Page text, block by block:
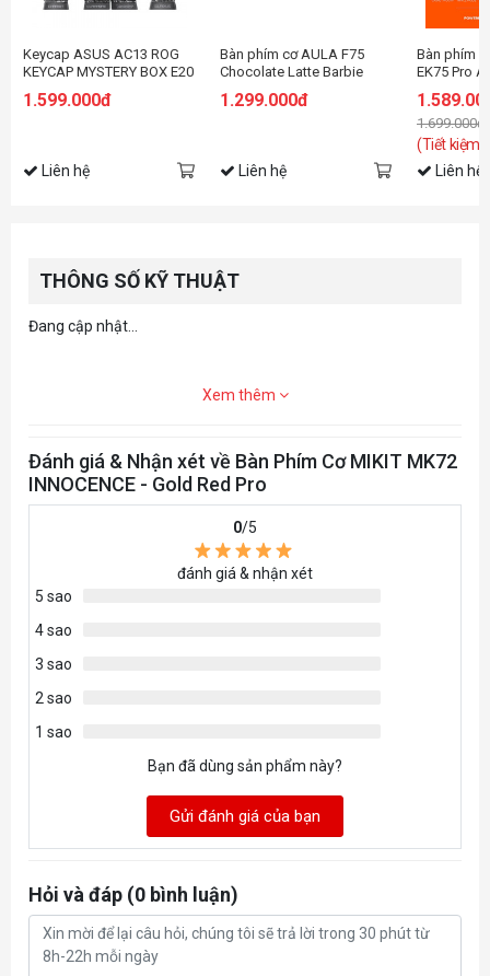
Keycap ASUS AC13 ROG
KEYCAP MYSTERY BOX E20
1.599.000đ
Liên hệ
Bàn phím cơ AULA F75
Chocolate Latte Barbie
1.299.000đ
Liên hệ
Bàn phím
EK75 Pro
1.699.000đ
(Tiết kiệm:
Liên hệ
THÔNG SỐ KỸ THUẬT
Đang cập nhật...
Xem thêm
Đánh giá & Nhận xét về Bàn Phím Cơ MIKIT MK72
INNOCENCE - Gold Red Pro
0/5
đánh giá & nhận xét
5 sao
4 sao
3 sao
2 sao
1 sao
Bạn đã dùng sản phẩm này?
Gửi đánh giá của bạn
Hỏi và đáp (0 bình luận)